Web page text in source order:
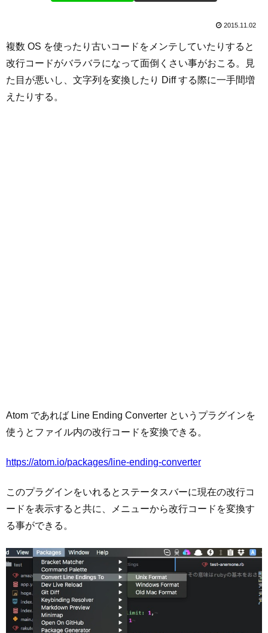
2015.11.02
複数 OS を使ったり古いコードをメンテしていたりすると
改行コードがバラバラになって面倒くさい事がおこる。見
た目が悪いし、文字列を変換したり Diff する際に一手間増
えたりする。
Atom であれば Line Ending Converter というプラグインを
使うとファイル内の改行コードを変換できる。
https://atom.io/packages/line-ending-converter
このプラグインをいれるとステータスバーに現在の改行コ
ードを表示すると共に、メニューから改行コードを変換す
る事ができる。